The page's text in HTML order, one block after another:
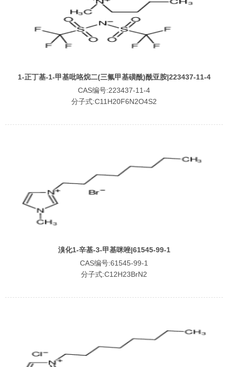
1-正丁基-1-甲基吡咯烷二(三氟甲基磺酰)酰亚胺|223437-11-4
CAS编号:223437-11-4
分子式:C11H20F6N2O4S2
溴化1-辛基-3-甲基咪唑|61545-99-1
CAS编号:61545-99-1
分子式:C12H23BrN2